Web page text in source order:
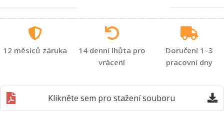
12 měsíců záruka
14 denní lhůta pro
vrácení
Doručení 1–3
pracovní dny
Klikněte sem pro stažení souboru